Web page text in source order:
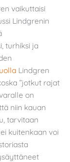
vaikuttaisi
Lindgrenin
turhiksi ja
Lindgren
”jotkut rajat
on
niin kauan
tarvitaan
kuitenkaan voi